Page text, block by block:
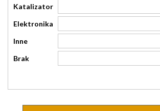
Katalizator
Elektronika
Inne
Brak